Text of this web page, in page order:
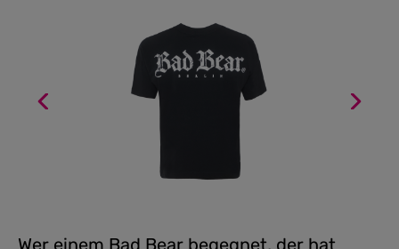
Wer einem Bad Bear begegnet, der hat